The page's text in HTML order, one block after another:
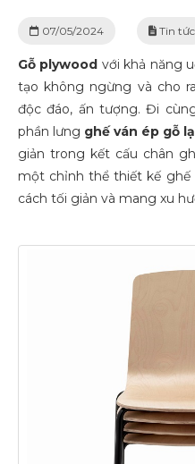
07/05/2024 Tin tức
Gỗ plywood với khả năng
tạo không ngừng và cho
độc đáo, ấn tượng. Đi
phần lưng ghế ván ép gỗ
giản trong kết cấu chân
một chỉnh thể thiết kế
cách tối giản và mang xu